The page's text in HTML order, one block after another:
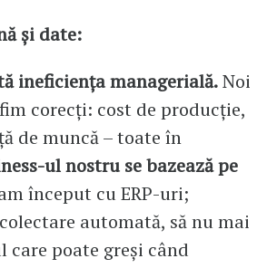
și date:
ineficiența managerială.Noi
corecți: cost de producție,
de muncă – toate în
ul nostru se bazează pe
început cu ERP-uri;
automată, să nu mai
care poate greși când